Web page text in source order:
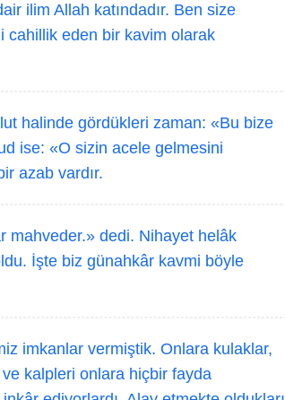
ilim Allah katındadır. Ben size
cahillik eden bir kavim olarak
halinde gördükleri zaman: «Bu bize
ise: «O sizin acele gelmesini
azab vardır.
mahveder.» dedi. Nihayet helâk
İşte biz günahkâr kavmi böyle
imkanlar vermiştik. Onlara kulaklar,
kalpleri onlara hiçbir fayda